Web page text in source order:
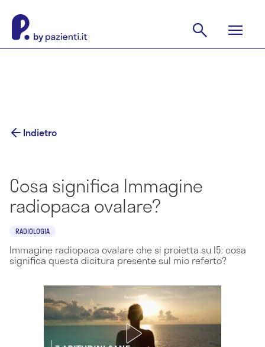
Indietro
Cosa significa Immagine
radiopaca ovalare?
RADIOLOGIA
Immagine radiopaca ovalare che si proietta su l5: cosa
significa questa dicitura presente sul mio referto?